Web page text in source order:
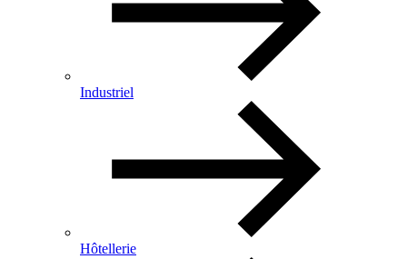
Industriel
Hôtellerie